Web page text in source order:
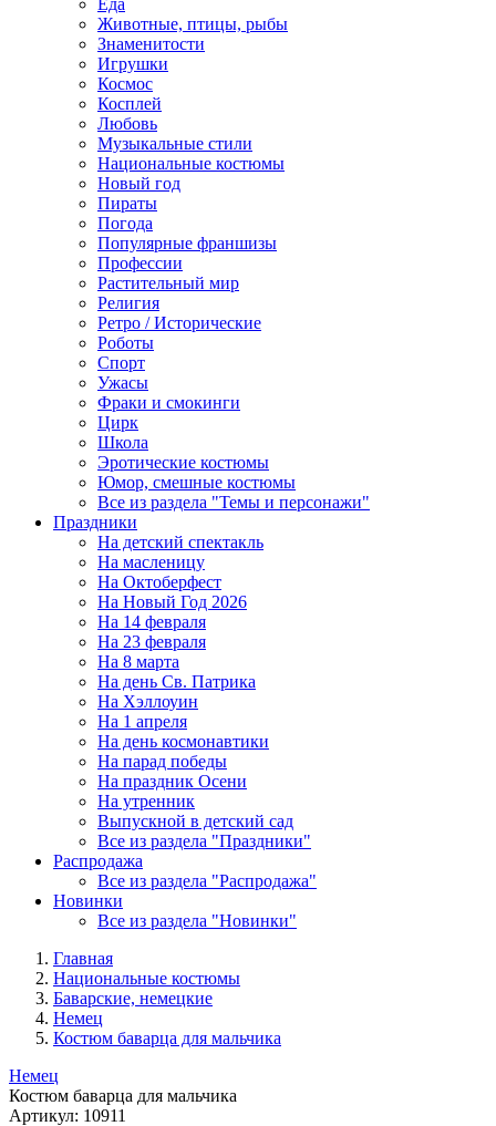
Еда
Животные, птицы, рыбы
Знаменитости
Игрушки
Космос
Косплей
Любовь
Музыкальные стили
Национальные костюмы
Новый год
Пираты
Погода
Популярные франшизы
Профессии
Растительный мир
Религия
Ретро / Исторические
Роботы
Спорт
Ужасы
Фраки и смокинги
Цирк
Школа
Эротические костюмы
Юмор, смешные костюмы
Все из раздела "Темы и персонажи"
Праздники
На детский спектакль
На масленицу
На Октоберфест
На Новый Год 2026
На 14 февраля
На 23 февраля
На 8 марта
На день Св. Патрика
На Хэллоуин
На 1 апреля
На день космонавтики
На парад победы
На праздник Осени
На утренник
Выпускной в детский сад
Все из раздела "Праздники"
Распродажа
Все из раздела "Распродажа"
Новинки
Все из раздела "Новинки"
Главная
Национальные костюмы
Баварские, немецкие
Немец
Костюм баварца для мальчика
Немец
Костюм баварца для мальчика
Артикул: 10911